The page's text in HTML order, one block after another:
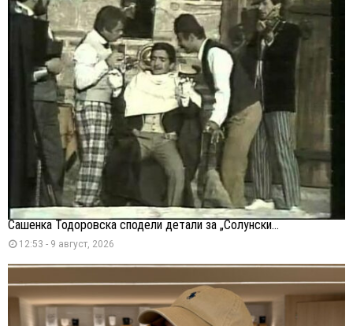
Сашенка Тодоровска сподели детали за „Солунски...
12:53 - 9 август, 2026